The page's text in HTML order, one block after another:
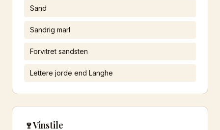
Sand
Sandrig marl
Forvitret sandsten
Lettere jorde end Langhe
🍷Vinstile